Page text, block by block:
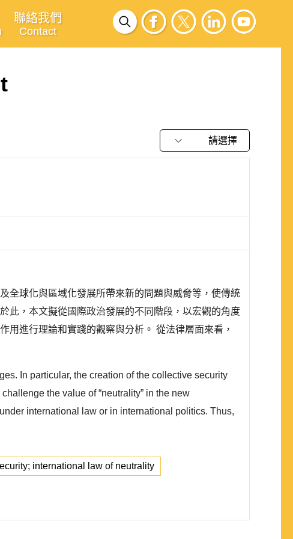
聯絡我們
Contact
請選擇
全球化與區域化發展所帶來新的問題與威脅等，使傳統
此，本文擬從國際政治發展的不同階段，以宏觀的角度
用進行理論和實踐的觀察與分析。 從法律層面來看，
In particular, the creation of the collective security
the value of “neutrality” in the new
international law or in international politics. Thus,
international law of neutrality